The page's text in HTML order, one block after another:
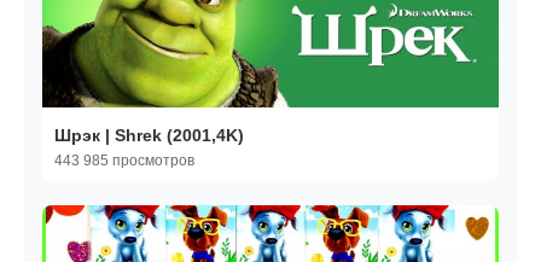
Шрэк | Shrek (2001,4K)
443 985 просмотров